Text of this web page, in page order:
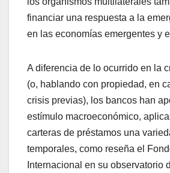
financiar una respuesta a la
en las economías emergentes y
A diferencia de lo ocurrido en la
(o, hablando con propiedad, en
crisis previas), los bancos han
estímulo macroeconómico,
carteras de préstamos una
temporales, como reseña el
Internacional en su observatorio